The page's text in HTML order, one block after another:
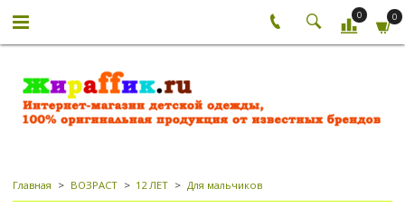
0 0
Главная ВОЗРАСТ 12 ЛЕТ Для мальчиков